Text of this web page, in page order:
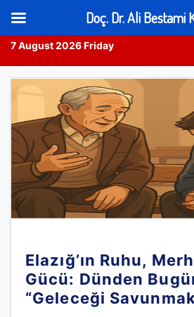
7 August 2026 Friday
Elazığ’ın Ruhu,
Gücü: Dünden
“Geleceği
Doç. Dr. Ali Bestami